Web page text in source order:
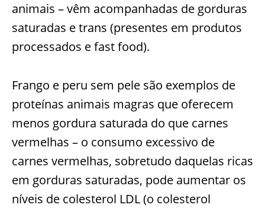
animais – vêm acompanhadas de gorduras
saturadas e trans (presentes em produtos
processados e fast food).
Frango e peru sem pele são exemplos de
proteínas animais magras que oferecem
menos gordura saturada do que carnes
vermelhas – o consumo excessivo de
carnes vermelhas, sobretudo daquelas ricas
em gorduras saturadas, pode aumentar os
níveis de colesterol LDL (o colesterol